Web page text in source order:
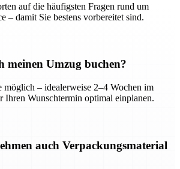
auf die häufigsten Fragen rund um
– damit Sie bestens vorbereitet sind.
meinen Umzug buchen?
möglich – idealerweise 2–4 Wochen im
Ihren Wunschtermin optimal einplanen.
auch Verpackungsmaterial